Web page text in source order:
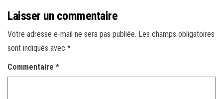
Laisser un commentaire
Votre adresse e-mail ne sera pas publiée. Les champs obligatoires
sont indiqués avec *
Commentaire *